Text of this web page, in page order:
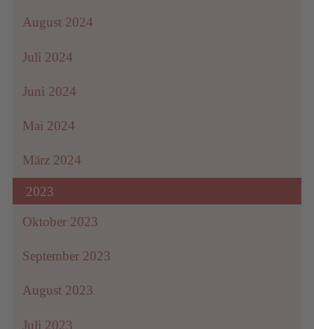
August 2024
Juli 2024
Juni 2024
Mai 2024
März 2024
2023
Oktober 2023
September 2023
August 2023
Juli 2023